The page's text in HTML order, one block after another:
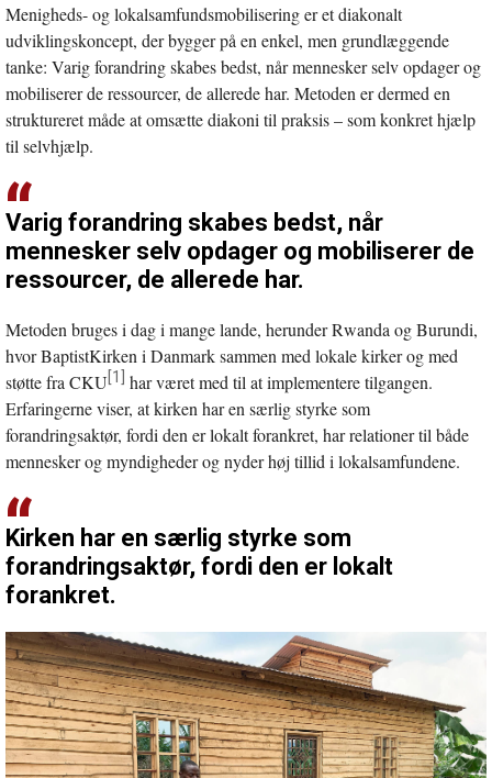
Menigheds- og lokalsamfundsmobilisering er et diakonalt
udviklingskoncept, der bygger på en enkel, men grundlæggende
tanke: Varig forandring skabes bedst, når mennesker selv opdager og
mobiliserer de ressourcer, de allerede har. Metoden er dermed en
struktureret måde at omsætte diakoni til praksis – som konkret hjælp
til selvhjælp.
Varig forandring skabes bedst, når
mennesker selv opdager og mobiliserer de
ressourcer, de allerede har.
Metoden bruges i dag i mange lande, herunder Rwanda og Burundi,
hvor BaptistKirken i Danmark sammen med lokale kirker og med
støtte fra CKU [1]
har været med til at implementere tilgangen.
Erfaringerne viser, at kirken har en særlig styrke som
forandringsaktør, fordi den er lokalt forankret, har relationer til både
mennesker og myndigheder og nyder høj tillid i lokalsamfundene.
Kirken har en særlig styrke som
forandringsaktør, fordi den er lokalt
forankret.